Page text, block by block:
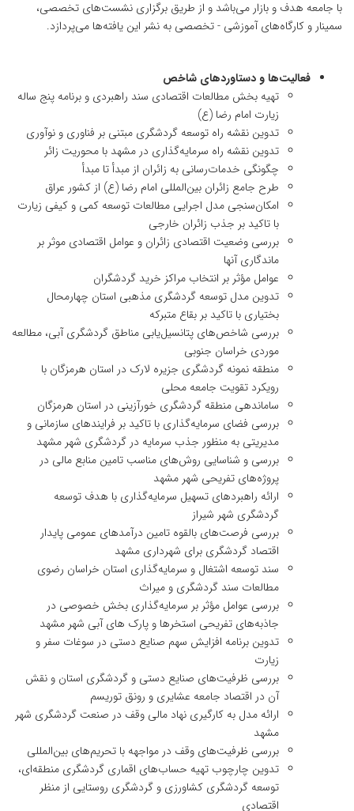
با جامعه هدف و بازار می‌باشد و از طریق برگزاری نشست‌های تخصصی،
سمینار و کارگاه‌های آموزشی - تخصصی به نشر این یافته‌ها می‌پردازد.
فعالیت‌ها و دستاوردهای شاخص
تهیه بخش مطالعات اقتصادی سند راهبردی و برنامه پنج ساله
زیارت امام رضا (ع)
تدوین نقشه راه توسعه گردشگری مبتنی بر فناوری و نوآوری
تدوین نقشه راه سرمایه‌گذاری در مشهد با محوریت زائر
چگونگی خدمات‌رسانی به زائران از مبدأ تا مبدأ
طرح جامع زائران بین‌المللی امام رضا (ع) از کشور عراق
امکان‌سنجی مدل اجرایی مطالعات توسعه کمی و کیفی زیارت
با تاکید بر جذب زائران خارجی
بررسی وضعیت اقتصادی زائران و عوامل اقتصادی موثر بر
ماندگاری آنها
عوامل مؤثر بر انتخاب مراکز خرید گردشگران
تدوین مدل توسعه گردشگری مذهبی استان چهارمحال
بختیاری با تاکید بر بقاع متبرکه
بررسی شاخص‌های پتانسیل‌یابی مناطق گردشگری آبی، مطالعه
موردی خراسان جنوبی
منطقه نمونه گردشگری جزیره لارک در استان هرمزگان با
رویکرد تقویت جامعه محلی
ساماندهی منطقه گردشگری خورآزینی در استان هرمزگان
بررسی فضای سرمایه‌گذاری با تاکید بر فرایندهای سازمانی و
مدیریتی به منظور جذب سرمایه در گردشگری شهر مشهد
بررسی و شناسایی روش‌های مناسب تامین منابع مالی در
پروژه‌های تفریحی شهر مشهد
ارائه راهبردهای تسهیل سرمایه‌گذاری با هدف توسعه
گردشگری شهر شیراز
بررسی فرصت‌های بالقوه تامین درآمدهای عمومی پایدار
اقتصاد گردشگری برای شهرداری مشهد
سند توسعه اشتغال و سرمایه‌گذاری استان خراسان رضوی
مطالعات سند گردشگری و میراث
بررسی عوامل مؤثر بر سرمایه‌گذاری بخش خصوصی در
جاذبه‌های تفریحی استخرها و پارک های آبی شهر مشهد
تدوین برنامه افزایش سهم صنایع دستی در سوغات سفر و
زیارت
بررسی ظرفیت‌های صنایع دستی و گردشگری استان و نقش
آن در اقتصاد جامعه عشایری و رونق توریسم
ارائه مدل به کارگیری نهاد مالی وقف در صنعت گردشگری شهر
مشهد
بررسی ظرفیت‌های وقف در مواجهه با تحریم‌های بین‌المللی
تدوین چارچوب تهیه حساب‌های اقماری گردشگری منطقه‌ای،
توسعه گردشگری کشاورزی و گردشگری روستایی از منظر
اقتصادی